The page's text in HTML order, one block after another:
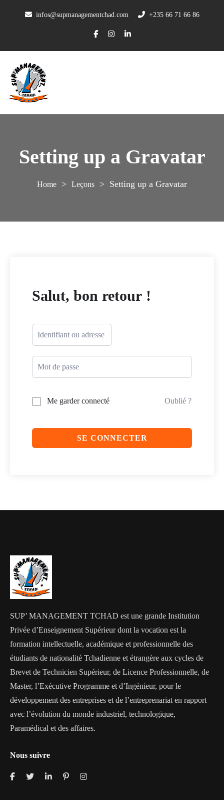
infos@supmanagementchad.com +235 66 71 66 86
Setting up a Gravatar
> Leçons > Setting up a Gravatar
Salut, bon retour !
Me garder connecté Oublié ?
SE CONNECTER
SUP’ MANAGEMENT TCHAD est une grande Institution
Privée d’Enseignement Supérieur dont la vocation est la
formation intellectuelle, académique et professionnelle des
étudiants de nationalité Tchadienne et étrangère aux cycles de
Brevet de Technicien Supérieur, de Licence Professionnelle, de
Master, l’Exécutive Programme et d’Ingénieur, pour le
développement des entreprises et de l’entreprenariat en rapport
avec l’évolution du monde industriel, technologique,
Paramédical et des affaires.
Nous suivre